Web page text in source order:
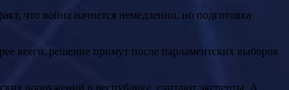
всего, решение примут после парламентских выборов
вооружений в республике, считают эксперты. А